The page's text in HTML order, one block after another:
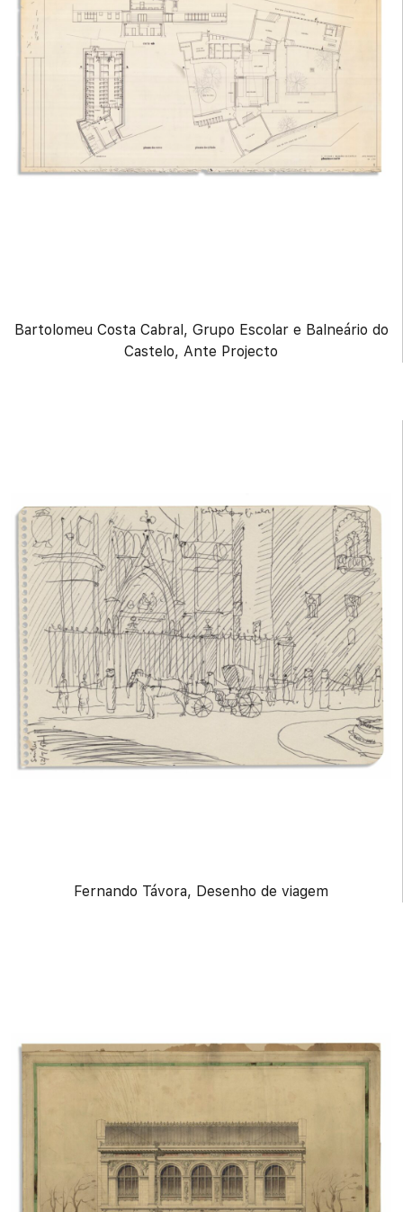
Bartolomeu Costa Cabral, Grupo Escolar e Balneário do
Castelo, Ante Projecto
Fernando Távora, Desenho de viagem